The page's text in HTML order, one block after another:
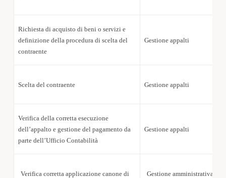
Richiesta di acquisto di beni o servizi e
definizione della procedura di scelta del
contraente
Gestione appalti
Scelta del contraente Gestione appalti
Verifica della corretta esecuzione
dell’appalto e gestione del pagamento da
parte dell’Ufficio Contabilità
Gestione appalti
Verifica corretta applicazione canone di
Gestione amministrativa